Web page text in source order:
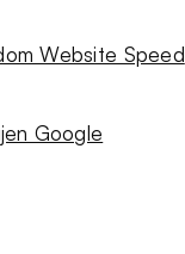
Website Speed
Google